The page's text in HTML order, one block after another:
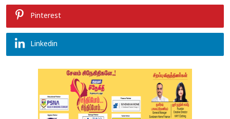
Pinterest
Linkedin